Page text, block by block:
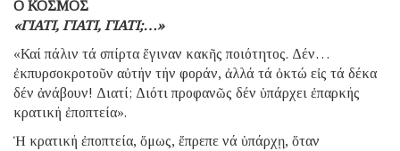
Ο ΚΟΣΜΟΣ
«ΓΙΑΤΙ, ΓΙΑΤΙ, ΓΙΑΤΙ;…»
«Καί πάλιν τά σπίρτα ἔγιναν κακῆς ποιότητος. Δέν…
ἐκπυρσοκροτοῦν αὐτήν τήν φοράν, ἀλλά τά ὀκτώ εἰς τά δέκα
δέν ἀνάβουν! Διατί; Διότι προφανῶς δέν ὑπάρχει ἐπαρκής
κρατική ἐποπτεία».
Ἡ κρατική ἐποπτεία, ὅμως, ἔπρεπε νά ὑπάρχῃ, ὅταν